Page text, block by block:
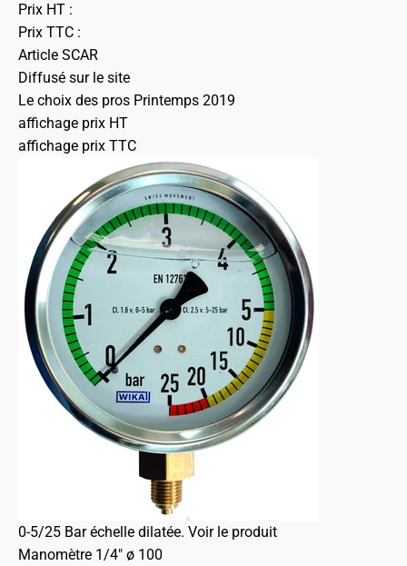
Prix HT :
Prix TTC :
Article SCAR
Diffusé sur le site
Le choix des pros Printemps 2019
affichage prix HT
affichage prix TTC
0-5/25 Bar échelle dilatée. Voir le produit
Manomètre 1/4" ø 100